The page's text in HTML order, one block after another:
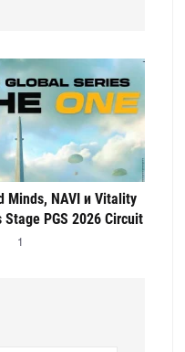
Minds, NAVI и Vitality
PGS 2026 Circuit
1